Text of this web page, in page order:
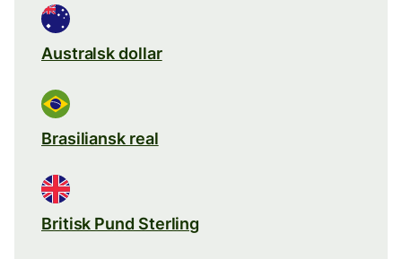
Australsk dollar
Brasiliansk real
Britisk Pund Sterling